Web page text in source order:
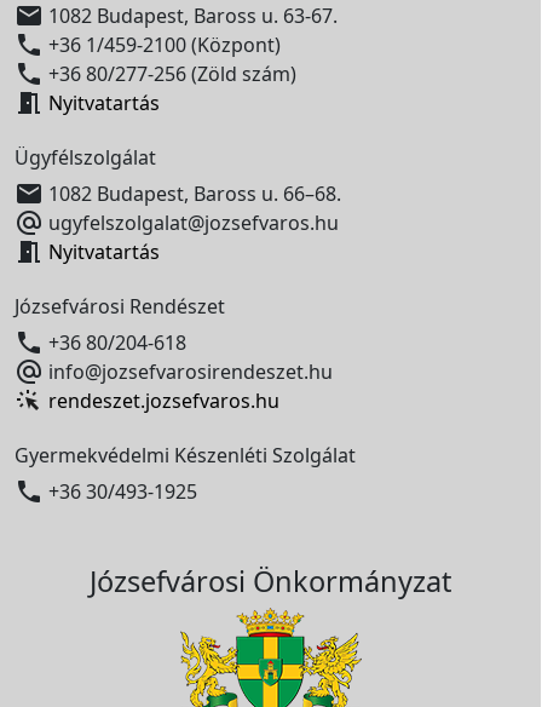
 1082 Budapest, Baross u. 63-67.
 +36 1/459-2100 (Központ)
 +36 80/277-256 (Zöld szám)
 Nyitvatartás
Ügyfélszolgálat
 1082 Budapest, Baross u. 66–68.
 ugyfelszolgalat@jozsefvaros.hu
 Nyitvatartás
Józsefvárosi Rendészet
 +36 80/204-618
 info@jozsefvarosirendeszet.hu
rendeszet.jozsefvaros.hu
Gyermekvédelmi Készenléti Szolgálat
 +36 30/493-1925
Józsefvárosi Önkormányzat